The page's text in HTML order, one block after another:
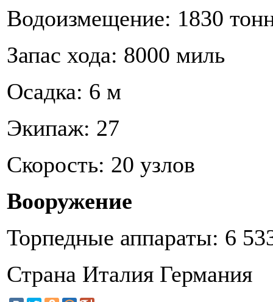
Водоизмещение: 1830
Запас хода: 8000 миль
Осадка: 6 м
Экипаж: 27
Скорость: 20 узлов
Вооружение
Торпедные аппараты: 6
Страна Италия Германия